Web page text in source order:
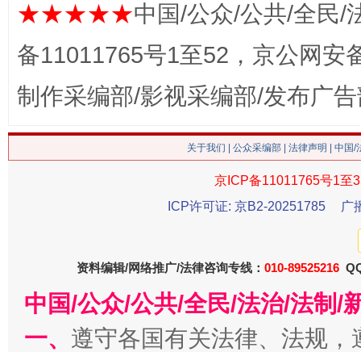
生
★★★★★中国/公众/公共/全民/
备11011765号1至52，京公网安
制作采编部/影视采编部/发布广
关于我们 公众采编部 法律声明 | 中国
京ICP备11011765号1至
ICP许可证: 京B2-20251785
广
资料编辑/网络推广/法律咨询专线： 010-89525216
中国/公众/公共/全民/法治/法制/
一、 遵守各国有关法律、法规